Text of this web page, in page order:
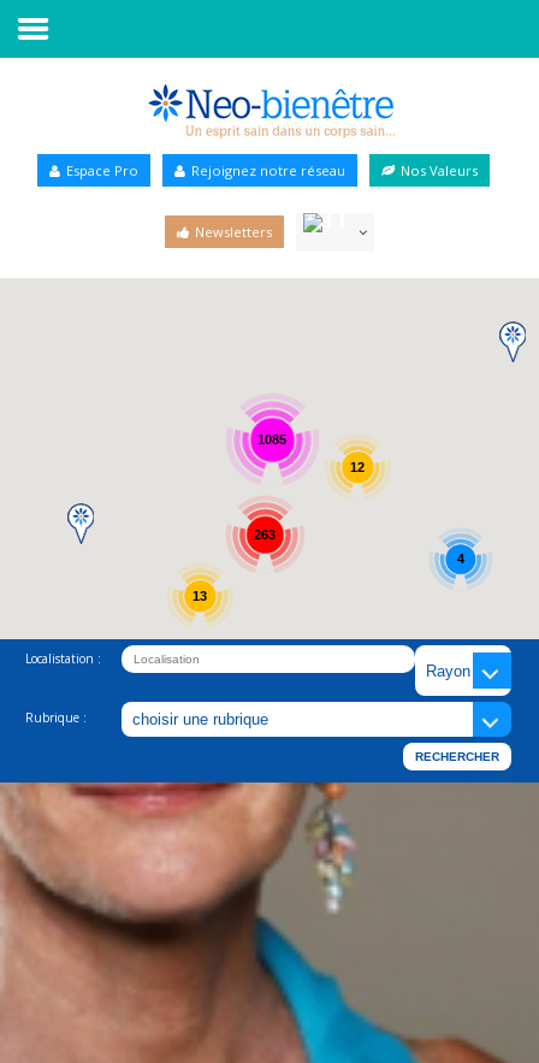
Annuaire Bien-être
Espace Pro Rejoignez notre réseau Nos Valeurs
Newsletters
1085
13
263
4
12
Localistation :
Rubrique :